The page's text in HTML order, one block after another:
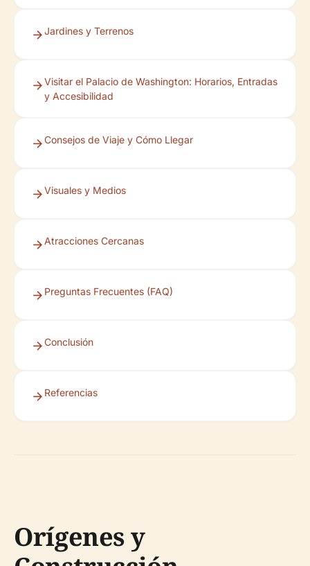
Jardines y Terrenos
Visitar el Palacio de Washington: Horarios, Entradas
y Accesibilidad
Consejos de Viaje y Cómo Llegar
Visuales y Medios
Atracciones Cercanas
Preguntas Frecuentes (FAQ)
Conclusión
Referencias
Orígenes y